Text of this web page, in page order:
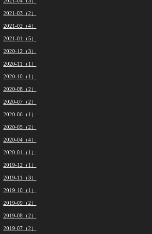
2021-03（2）
2021-02（4）
2021-01（5）
2020-12（3）
2020-11（1）
2020-10（1）
2020-08（2）
2020-07（2）
2020-06（1）
2020-05（2）
2020-04（4）
2020-01（1）
2019-12（1）
2019-11（3）
2019-10（1）
2019-09（2）
2019-08（2）
2019-07（2）